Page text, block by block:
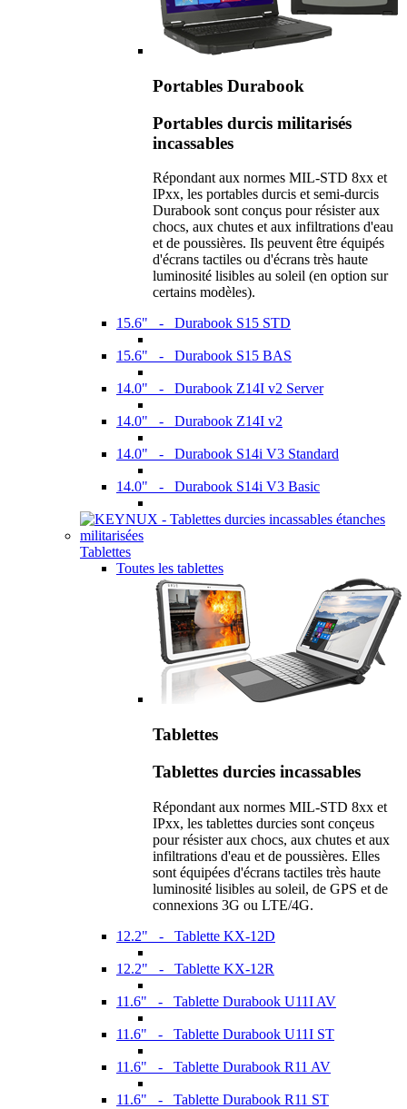
Portables Durabook
Portables durcis militarisés
incassables
Répondant aux normes MIL-STD 8xx et
IPxx, les portables durcis et semi-durcis
Durabook sont conçus pour résister aux
chocs, aux chutes et aux infiltrations d'eau
et de poussières. Ils peuvent être équipés
d'écrans tactiles ou d'écrans très haute
luminosité lisibles au soleil (en option sur
certains modèles).
15.6" - Durabook S15 STD
15.6" - Durabook S15 BAS
14.0" - Durabook Z14I v2 Server
14.0" - Durabook Z14I v2
14.0" - Durabook S14i V3 Standard
14.0" - Durabook S14i V3 Basic
Tablettes
Toutes les tablettes
Tablettes
Tablettes durcies incassables
Répondant aux normes MIL-STD 8xx et
IPxx, les tablettes durcies sont conçeus
pour résister aux chocs, aux chutes et aux
infiltrations d'eau et de poussières. Elles
sont équipées d'écrans tactiles très haute
luminosité lisibles au soleil, de GPS et de
connexions 3G ou LTE/4G.
12.2" - Tablette KX-12D
12.2" - Tablette KX-12R
11.6" - Tablette Durabook U11I AV
11.6" - Tablette Durabook U11I ST
11.6" - Tablette Durabook R11 AV
11.6" - Tablette Durabook R11 ST